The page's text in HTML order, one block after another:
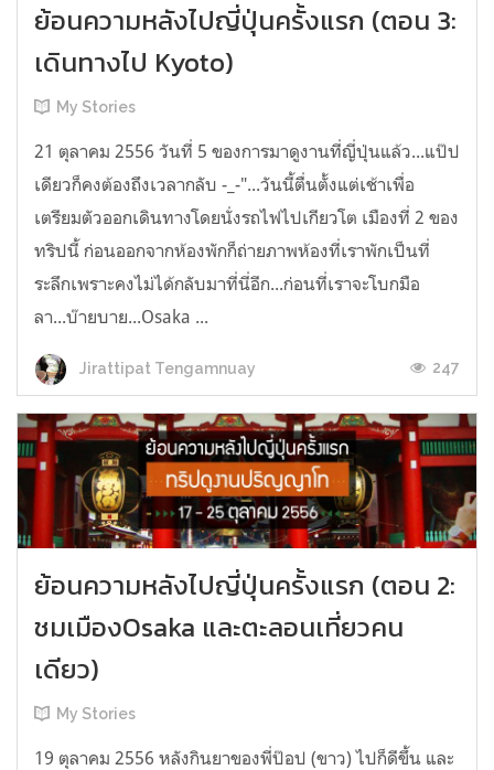
ย้อนความหลังไปญี่ปุ่นครั้งแรก (ตอน 3:
เดินทางไป Kyoto)
My Stories
21 ตุลาคม 2556 วันที่ 5 ของการมาดูงานที่ญี่ปุ่นแล้ว...แป๊ป
เดียวก็คงต้องถึงเวลากลับ -_-"...วันนี้ตื่นตั้งแต่เช้าเพื่อ
เตรียมตัวออกเดินทางโดยนั่งรถไฟไปเกียวโต เมืองที่ 2 ของ
ทริปนี้ ก่อนออกจากห้องพักก็ถ่ายภาพห้องที่เราพักเป็นที่
ระลึกเพราะคงไม่ได้กลับมาที่นี่อีก...ก่อนที่เราจะโบกมือ
ลา...บ๊ายบาย...Osaka ...
Jirattipat Tengamnuay 247
ย้อนความหลังไปญี่ปุ่นครั้งแรก (ตอน 2:
ชมเมืองOsaka และตะลอนเที่ยวคน
เดียว)
My Stories
19 ตุลาคม 2556 หลังกินยาของพี่ป๊อป (ขาว) ไปก็ดีขึ้น และ